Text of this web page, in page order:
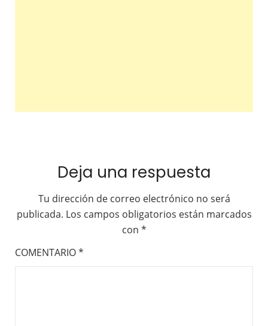
Deja una respuesta
Tu dirección de correo electrónico no será
publicada. Los campos obligatorios están marcados
con *
COMENTARIO*